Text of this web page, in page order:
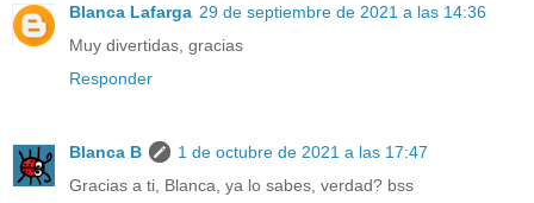
Blanca Lafarga 29 de septiembre de 2021 a las 14:36
Muy divertidas, gracias
Responder
Blanca B
1 de octubre de 2021 a las 17:47
Gracias a ti, Blanca, ya lo sabes, verdad? bss